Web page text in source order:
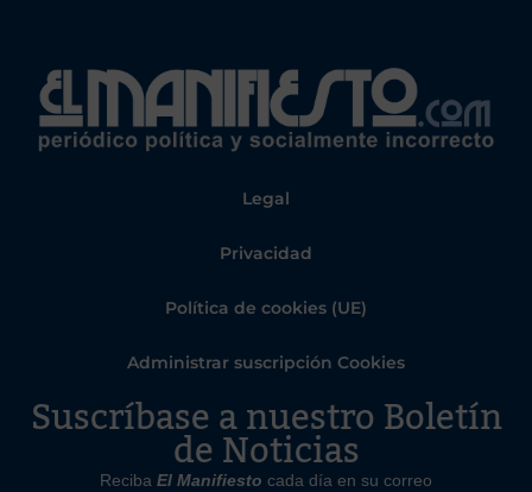
Legal
Privacidad
Política de cookies (UE)
Administrar suscripción Cookies
Suscríbase a nuestro Boletín
de Noticias
Reciba El Manifiesto cada día en su correo